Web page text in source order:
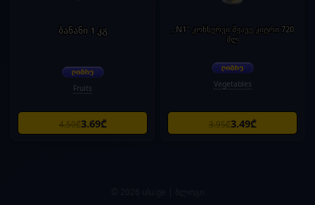
ბანანი 1 კგ
Fruits
4.50₾3.69₾
„N1“ კონსერვი მჟავე კიტრი 720
მლ
Vegetables
3.95₾3.49₾